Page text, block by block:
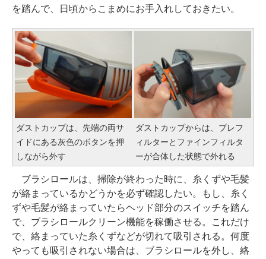
を踏んで、日頃からこまめにお手入れしておきたい。
ダストカップは、先端の両サ
イドにある灰色のボタンを押
しながら外す
ダストカップからは、プレフ
ィルターとファインフィルタ
ーが合体した状態で外れる
ブラシロールは、掃除が終わった時に、糸くずや毛髪
が絡まっているかどうかを必ず確認したい。もし、糸く
ずや毛髪が絡まっていたらヘッド部分のスイッチを踏ん
で、ブラシロールクリーン機能を稼働させる。これだけ
で、絡まっていた糸くずなどが切れて吸引される。何度
やっても吸引されない場合は、ブラシロールを外し、絡